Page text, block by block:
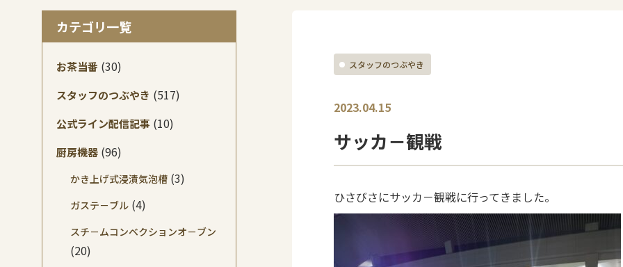
スタッフのつぶやき
2023.04.15
サッカ－観戦
ひさびさにサッカ－観戦に行ってきました。
カテゴリ一覧
お茶当番 (30)
スタッフのつぶやき (517)
公式ライン配信記事 (10)
厨房機器 (96)
かき上げ式浸漬気泡槽 (3)
ガステ－ブル (4)
スチ－ムコンベクションオ－ブン
(20)